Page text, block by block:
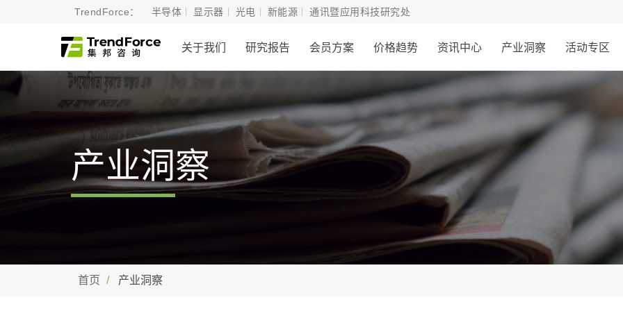
TrendForce： 半导体 显示器 光电 新能源 通讯暨应用科技研究处
关于我们 研究报告 会员方案 价格趋势 资讯中心 产业洞察 活动专区
产业洞察
首页 产业洞察